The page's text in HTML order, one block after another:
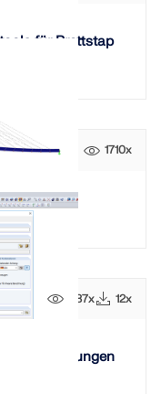
für Brettstap
1710x
437x 12x